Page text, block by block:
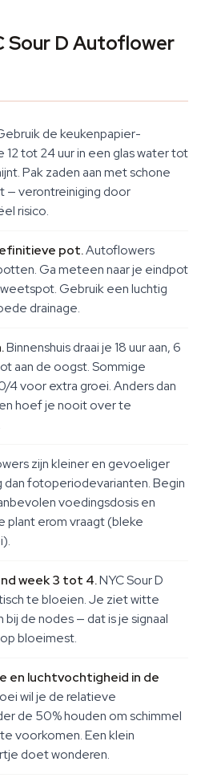
Sour D Autoflower
de keukenpapier-
tot 24 uur in een glas water tot
Pak zaden aan met schone
— verontreiniging door
risico.
pot.Autoflowers
Ga meteen naar je eindpot
Gebruik een luchtig
drainage.
Binnenshuis draai je 18 uur aan, 6
aan de oogst. Sommige
4 voor extra groei. Anders dan
hoef je nooit over te
zijn kleiner en gevoeliger
fotoperiodevarianten. Begin
voedingsdosis en
plant erom vraagt (bleke
week 3 tot 4.NYC Sour D
te bloeien. Je ziet witte
de nodes — dat is je signaal
bloeimest.
en luchtvochtigheid in de
wil je de relatieve
de 50% houden om schimmel
voorkomen. Een klein
doet wonderen.